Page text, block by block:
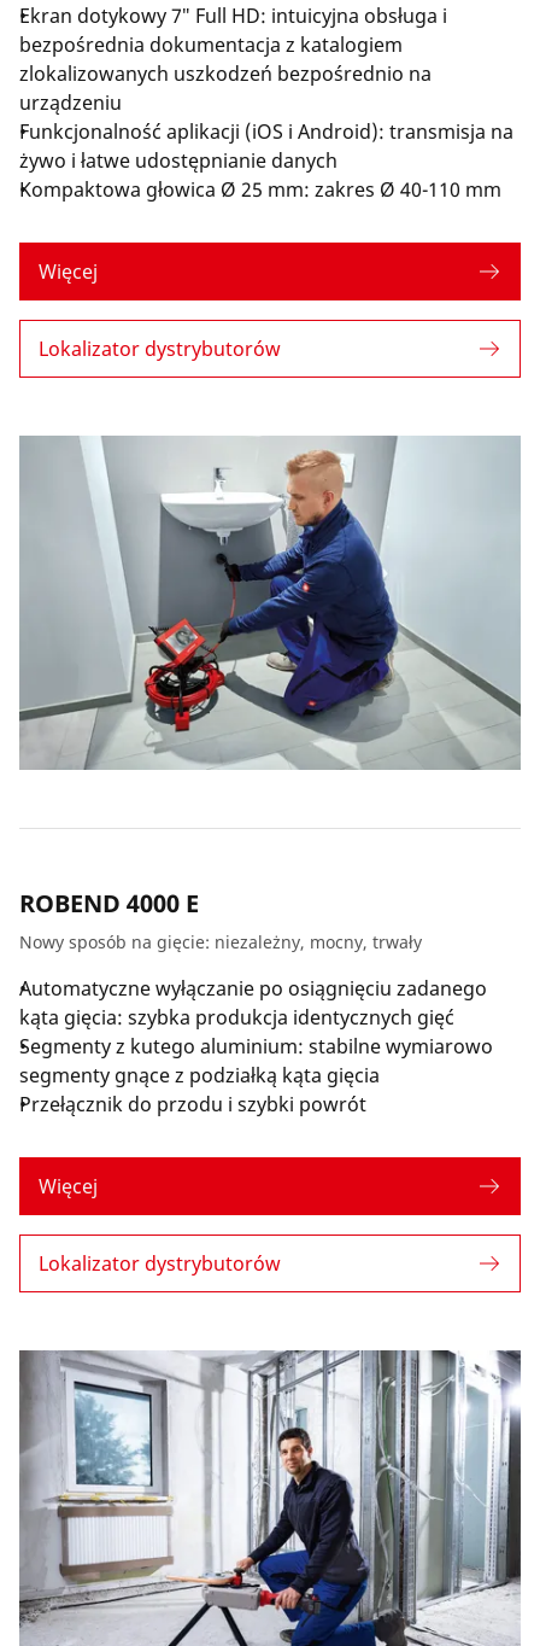
Ekran dotykowy 7″ Full HD: intuicyjna obsługa i
bezpośrednia dokumentacja z katalogiem
zlokalizowanych uszkodzeń bezpośrednio na
urządzeniu
Funkcjonalność aplikacji (iOS i Android): transmisja na
żywo i łatwe udostępnianie danych
Kompaktowa głowica Ø 25 mm: zakres Ø 40-110 mm
Więcej
Lokalizator dystrybutorów
ROBEND 4000 E
Nowy sposób na gięcie: niezależny, mocny, trwały
Automatyczne wyłączanie po osiągnięciu zadanego
kąta gięcia: szybka produkcja identycznych gięć
Segmenty z kutego aluminium: stabilne wymiarowo
segmenty gnące z podziałką kąta gięcia
Przełącznik do przodu i szybki powrót
Więcej
Lokalizator dystrybutorów